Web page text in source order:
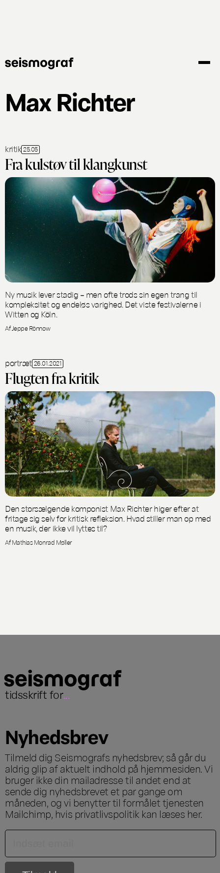
Max Richter
kritik 25.05
Fra kulstøv til klangkunst
Ny musik lever stadig – men ofte trods sin egen trang til
kompleksitet og endeløs varighed. Det viste festivalerne i
Witten og Köln.
Af Jeppe Rönnow
portræt 26.01.2021
Flugten fra kritik
Den storsælgende komponist Max Richter higer efter at
fritage sig selv for kritisk refleksion. Hvad stiller man op med
en musik, der ikke vil lyttes til?
Af Mathias Monrad Møller
tidsskrift for...
Nyhedsbrev
Tilmeld dig Seismografs nyhedsbrev; så går du
aldrig glip af aktuelt indhold på hjemmesiden. Vi
bruger ikke din mailadresse til andet end at
sende dig nyhedsbrevet et par gange om
måneden, og vi benytter til formålet tjenesten
Mailchimp, hvis privatlivspolitik kan læses her.